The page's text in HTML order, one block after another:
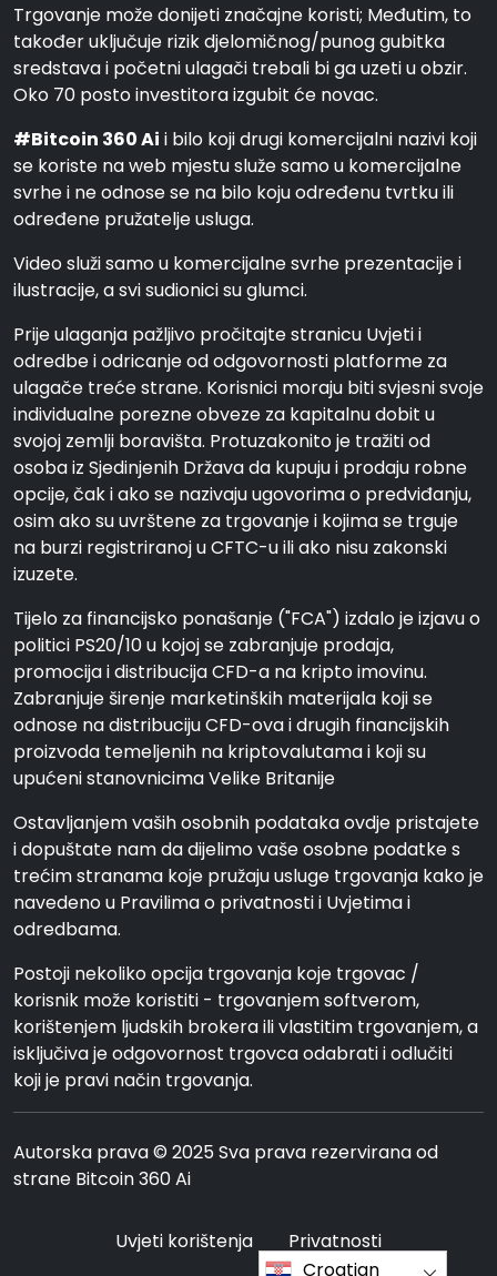
Trgovanje može donijeti značajne koristi; Međutim, to
također uključuje rizik djelomičnog/punog gubitka
sredstava i početni ulagači trebali bi ga uzeti u obzir.
Oko 70 posto investitora izgubit će novac.
#Bitcoin 360 Ai i bilo koji drugi komercijalni nazivi koji
se koriste na web mjestu služe samo u komercijalne
svrhe i ne odnose se na bilo koju određenu tvrtku ili
određene pružatelje usluga.
Video služi samo u komercijalne svrhe prezentacije i
ilustracije, a svi sudionici su glumci.
Prije ulaganja pažljivo pročitajte stranicu Uvjeti i
odredbe i odricanje od odgovornosti platforme za
ulagače treće strane. Korisnici moraju biti svjesni svoje
individualne porezne obveze za kapitalnu dobit u
svojoj zemlji boravišta. Protuzakonito je tražiti od
osoba iz Sjedinjenih Država da kupuju i prodaju robne
opcije, čak i ako se nazivaju ugovorima o predviđanju,
osim ako su uvrštene za trgovanje i kojima se trguje
na burzi registriranoj u CFTC-u ili ako nisu zakonski
izuzete.
Tijelo za financijsko ponašanje ("FCA") izdalo je izjavu o
politici PS20/10 u kojoj se zabranjuje prodaja,
promocija i distribucija CFD-a na kripto imovinu.
Zabranjuje širenje marketinških materijala koji se
odnose na distribuciju CFD-ova i drugih financijskih
proizvoda temeljenih na kriptovalutama i koji su
upućeni stanovnicima Velike Britanije
Ostavljanjem vaših osobnih podataka ovdje pristajete
i dopuštate nam da dijelimo vaše osobne podatke s
trećim stranama koje pružaju usluge trgovanja kako je
navedeno u Pravilima o privatnosti i Uvjetima i
odredbama.
Postoji nekoliko opcija trgovanja koje trgovac /
korisnik može koristiti - trgovanjem softverom,
korištenjem ljudskih brokera ili vlastitim trgovanjem, a
isključiva je odgovornost trgovca odabrati i odlučiti
koji je pravi način trgovanja.
Autorska prava © 2025 Sva prava rezervirana od
strane Bitcoin 360 Ai
Uvjeti korištenja
Privatnosti
Croatian